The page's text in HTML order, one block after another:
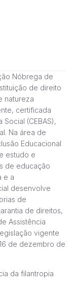
Nóbrega de
de direito
natureza
certificada
(CEBAS),
Na área de
Educacional
estudo e
de educação
e a
desenvolve
de
de direitos,
Assistência
vigente
de dezembro de
da filantropia